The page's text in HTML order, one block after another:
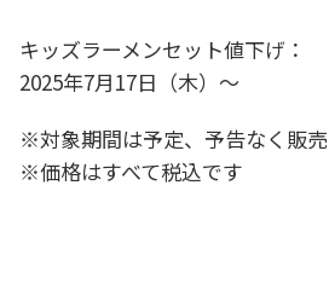
キッズラーメンセット値下げ：
2025年7月17日（木）～
※対象期間は予定、予告なく販
※価格はすべて税込です